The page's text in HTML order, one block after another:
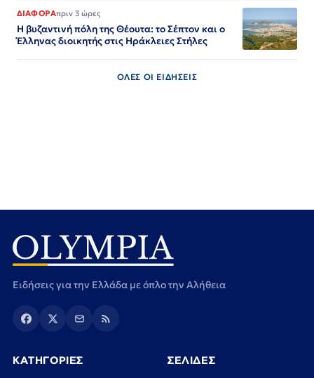
ΔΙΑΦΟΡΑπριν 3 ώρες
Η βυζαντινή πόλη της Θέουτα: το Σέπτον και ο
Έλληνας διοικητής στις Ηράκλειες Στήλες
ΟΛΕΣ ΟΙ ΕΙΔΗΣΕΙΣ
Ειδήσεις για την Ελλάδα με όπλο την Αλήθεια
ΚΑΤΗΓΟΡΙΕΣ ΣΕΛΙΔΕΣ